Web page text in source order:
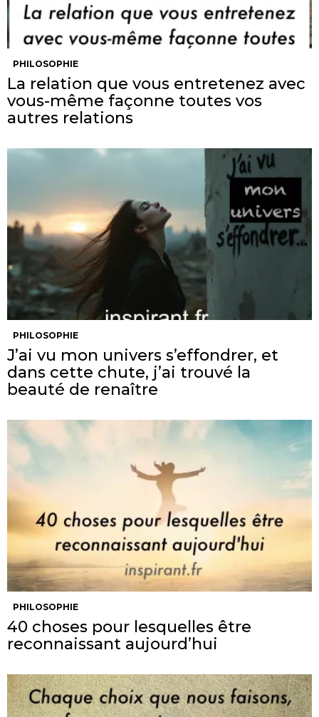
PHILOSOPHIE
La relation que vous entretenez avec
vous-même façonne toutes vos
autres relations
PHILOSOPHIE
J’ai vu mon univers s’effondrer, et
dans cette chute, j’ai trouvé la
beauté de renaître
PHILOSOPHIE
40 choses pour lesquelles être
reconnaissant aujourd’hui